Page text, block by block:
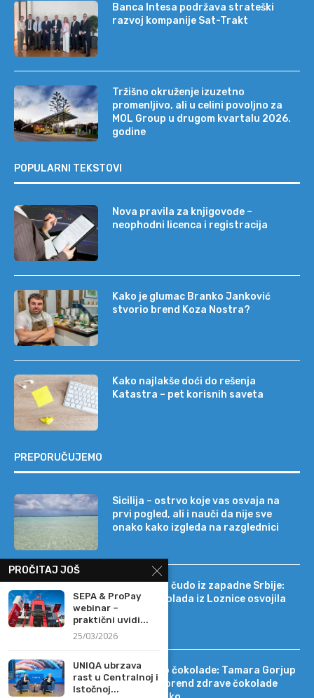
Banca Intesa podržava strateški
razvoj kompanije Sat-Trakt
Tržišno okruženje izuzetno
promenljivo, ali u celini povoljno za
MOL Group u drugom kvartalu 2026.
godine
POPULARNI TEKSTOVI
Nova pravila za knjigovođe –
neophodni licenca i registracija
Kako je glumac Branko Janković
stvorio brend Koza Nostra?
Kako najlakše doći do rešenja
Katastra – pet korisnih saveta
PREPORUČUJEMO
Sicilija – ostrvo koje vas osvaja na
prvi pogled, ali i nauči da nije sve
onako kako izgleda na razglednici
Tehnološko čudo iz zapadne Srbije:
kako je čokolada iz Loznice osvojila
22 tržišta
Od DIF-a do čokolade: Tamara Gorjup
pokrenula brend zdrave čokolade
PROČITAJ JOŠ
SEPA & ProPay
webinar –
praktični uvidi...
25/03/2026
UNIQA ubrzava
rast u Centralnoj i
Istočnoj...